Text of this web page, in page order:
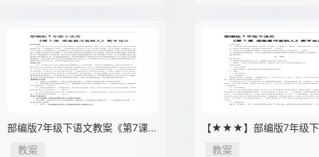
部编版7年级下语文教案《第7课
谁是最可爱的人》02
教案
【★★★】部编版7年级下
案《第7课 谁是最可爱的
教案